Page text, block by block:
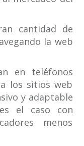
cantidad de
la web
en teléfonos
los sitios web
y adaptable
el caso con
menos